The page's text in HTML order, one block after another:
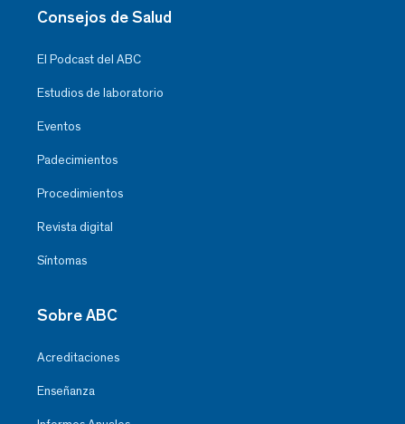
Consejos de Salud
El Podcast del ABC
Estudios de laboratorio
Eventos
Padecimientos
Procedimientos
Revista digital
Síntomas
Sobre ABC
Acreditaciones
Enseñanza